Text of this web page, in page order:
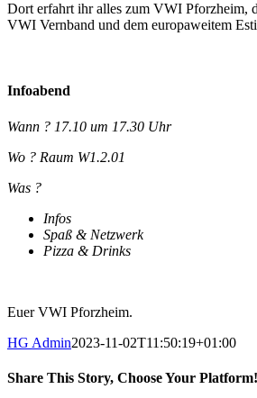
Dort erfahrt ihr alles zum VWI Pforzheim,
VWI Vernband und dem europaweitem
Infoabend
Wann ? 17.10 um 17.30 Uhr
Wo ? Raum W1.2.01
Was ?
Infos
Spaß & Netzwerk
Pizza & Drinks
Euer VWI Pforzheim.
HG Admin2023-11-02T11:50:19+01:00
Share This Story, Choose Your Platform!